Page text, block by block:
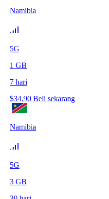
Namibia
5G
1 GB
7 hari
$34.90 Beli sekarang
Namibia
5G
3 GB